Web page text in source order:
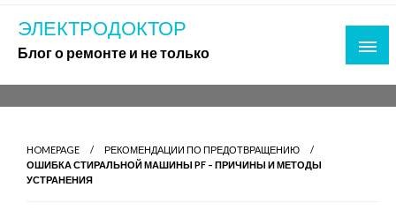
Skip
content
ЭЛЕКТРОДОКТОР
Блог о ремонте и не только
HOMEPAGE
РЕКОМЕНДАЦИИ ПО ПРЕДОТВРАЩЕНИЮ
ОШИБКА СТИРАЛЬНОЙ МАШИНЫ PF – ПРИЧИНЫ И МЕТОДЫ
УСТРАНЕНИЯ